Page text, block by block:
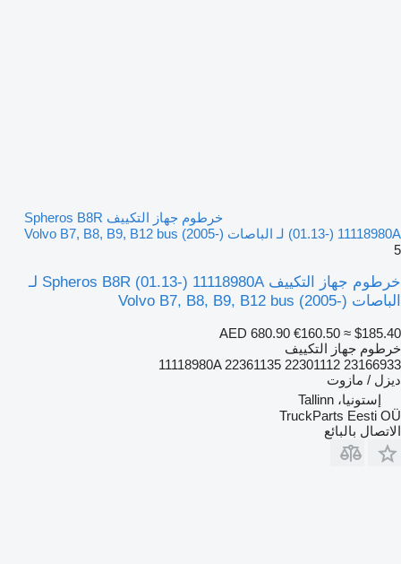
خرطوم جهاز التكييف Spheros B8R
(01.13-) 11118980A لـ الباصات Volvo B7, B8, B9, B12 bus (2005-)
5
خرطوم جهاز التكييف Spheros B8R (01.13-) 11118980A لـ
الباصات Volvo B7, B8, B9, B12 bus (2005-)
AED 680.90 €160.50 ≈ $185.40
خرطوم جهاز التكييف
11118980A 22361135 22301112 23166933
ديزل / مازوت
إستونيا، Tallinn
TruckParts Eesti OÜ
الاتصال بالبائع